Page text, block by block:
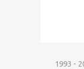
1993 -